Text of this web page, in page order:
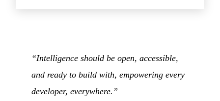
“Intelligence should be open, accessible,
and ready to build with, empowering every
developer, everywhere.”